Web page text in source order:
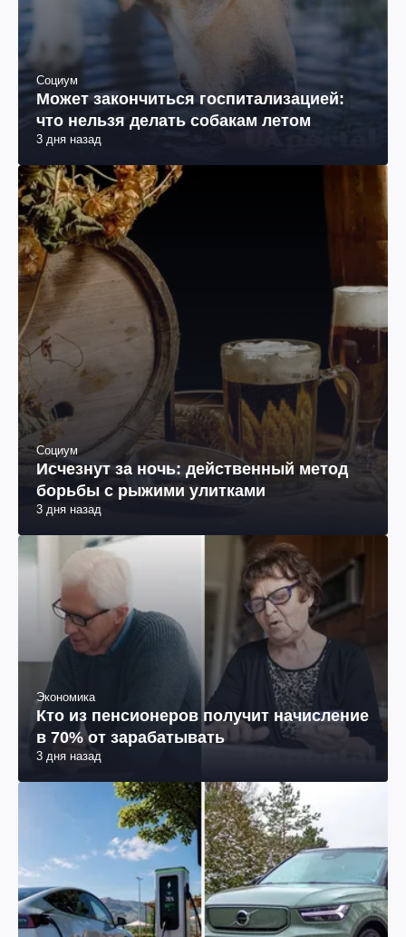
Социум
Может закончиться госпитализацией:
что нельзя делать собакам летом
3 дня назад
Социум
Исчезнут за ночь: действенный метод
борьбы с рыжими улитками
3 дня назад
Экономика
Кто из пенсионеров получит начисление
в 70% от зарабатывать
3 дня назад